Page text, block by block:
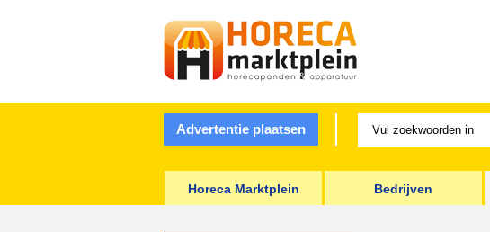
Advertentie plaatsen
Horeca Marktplein Bedrijven